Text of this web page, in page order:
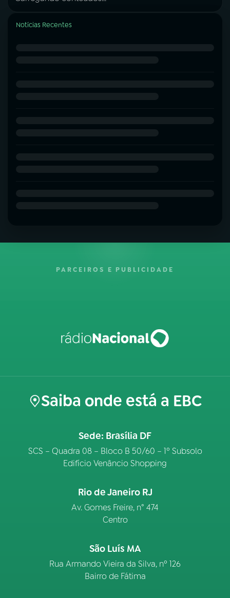
Notícias Recentes
PARCEIROS E PUBLICIDADE
Saiba onde está a EBC
Sede: Brasília DF
SCS – Quadra 08 – Bloco B 50/60 – 1º Subsolo
Edifício Venâncio Shopping
Rio de Janeiro RJ
Av. Gomes Freire, n° 474
Centro
São Luís MA
Rua Armando Vieira da Silva, nº 126
Bairro de Fátima